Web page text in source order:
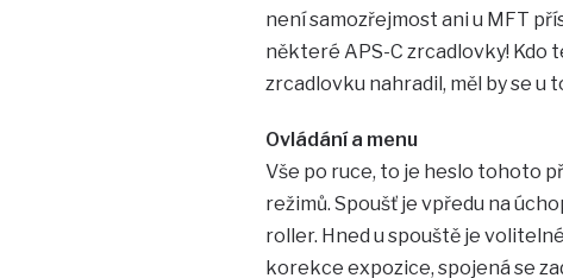
není samozřejmost ani u MFT
některé APS-C zrcadlovky! Kdo
zrcadlovku nahradil, měl by se
Ovládání a menu
Vše po ruce, to je heslo tohoto
režimů. Spoušť je vpředu na
roller. Hned u spouště je
korekce expozice, spojená se